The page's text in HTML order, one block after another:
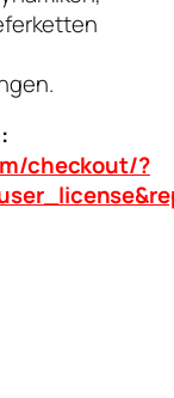
checkout/?